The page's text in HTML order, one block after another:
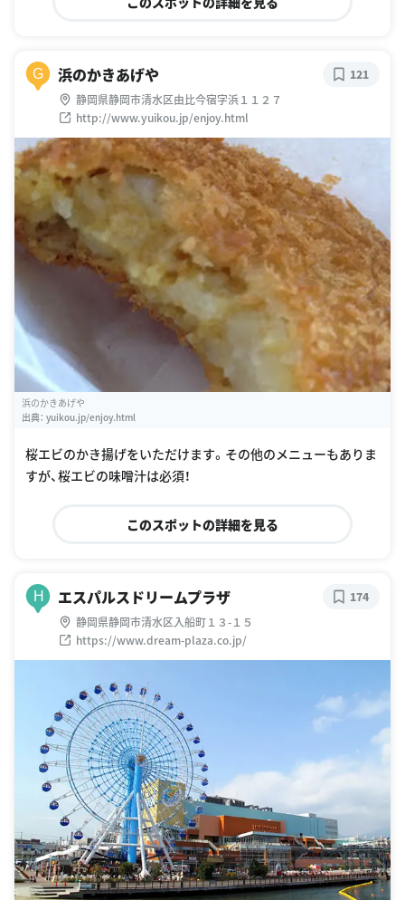
G 浜のかきあげや
静岡県静岡市清水区由比今宿字浜１１２７
http://www.yuikou.jp/enjoy.html
121
浜のかきあげや
出典： yuikou.jp/enjoy.html
桜エビのかき揚げをいただけます。その他のメニューもありま
すが、桜エビの味噌汁は必須！
このスポットの詳細を見る
H エスパルスドリームプラザ
静岡県静岡市清水区入船町１３-１５
https://www.dream-plaza.co.jp/
174